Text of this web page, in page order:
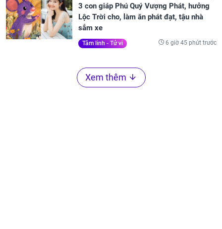
3 con giáp Phú Quý Vượng Phát, hưởng
Lộc Trời cho, làm ăn phát đạt, tậu nhà
sắm xe
Tâm linh - Tử vi 6 giờ 45 phút trước
Xem thêm